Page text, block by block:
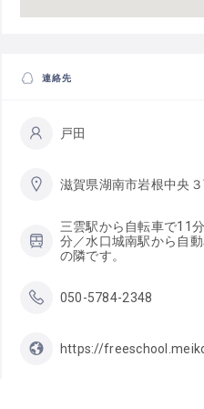
連絡先
戸田
滋賀県湖南市岩根中央
三雲駅から自転車で11
分／水口城南駅から自
の隣です。
050-5784-2348
https://